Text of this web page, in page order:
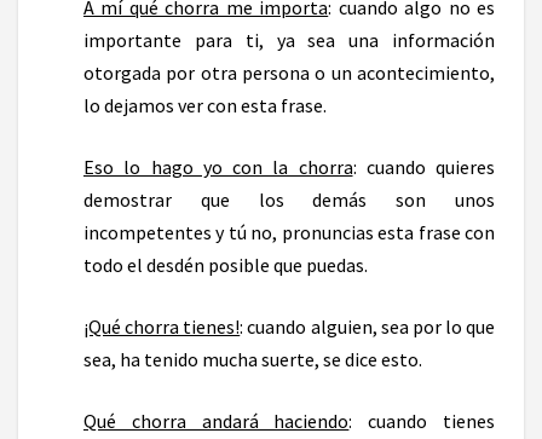
A mí qué chorra me importa: cuando algo no es
importante para ti, ya sea una información
otorgada por otra persona o un acontecimiento,
lo dejamos ver con esta frase.
Eso lo hago yo con la chorra: cuando quieres
demostrar que los demás son unos
incompetentes y tú no, pronuncias esta frase con
todo el desdén posible que puedas.
¡Qué chorra tienes!: cuando alguien, sea por lo que
sea, ha tenido mucha suerte, se dice esto.
Qué chorra andará haciendo: cuando tienes